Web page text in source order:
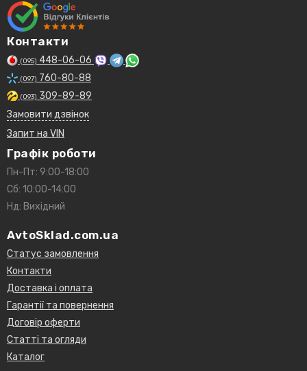
Контакти
(095) 448-06-06
(097) 760-80-88
(093) 309-89-89
Замовити дзвінок
Запит на VIN
Графік роботи
Пн-Пт: 9:00-18:00
Сб: 10:00-14:00
Нд: Вихідний
AvtoSklad.com.ua
Статус замовлення
Контакти
Доставка і оплата
Гарантії та повернення
Договір оферти
Статті та огляди
Каталог